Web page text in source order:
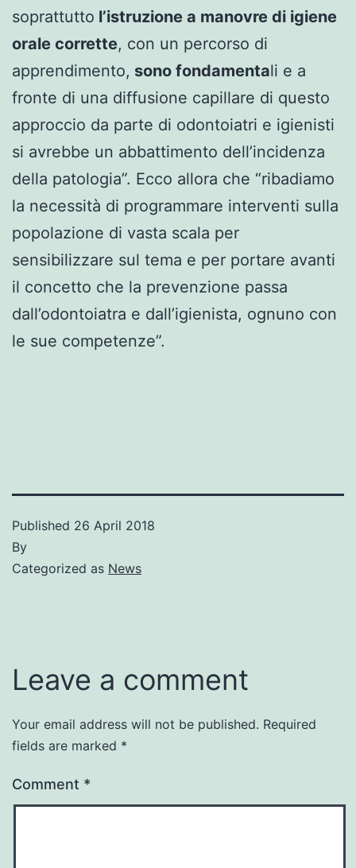
soprattutto l’istruzione a manovre di igiene
orale corrette, con un percorso di
apprendimento, sono fondamentali e a
fronte di una diffusione capillare di questo
approccio da parte di odontoiatri e igienisti
si avrebbe un abbattimento dell’incidenza
della patologia”. Ecco allora che “ribadiamo
la necessità di programmare interventi sulla
popolazione di vasta scala per
sensibilizzare sul tema e per portare avanti
il concetto che la prevenzione passa
dall’odontoiatra e dall’igienista, ognuno con
le sue competenze”.
Published 26 April 2018
By
Categorized as News
Leave a comment
Your email address will not be published. Required
fields are marked *
Comment *